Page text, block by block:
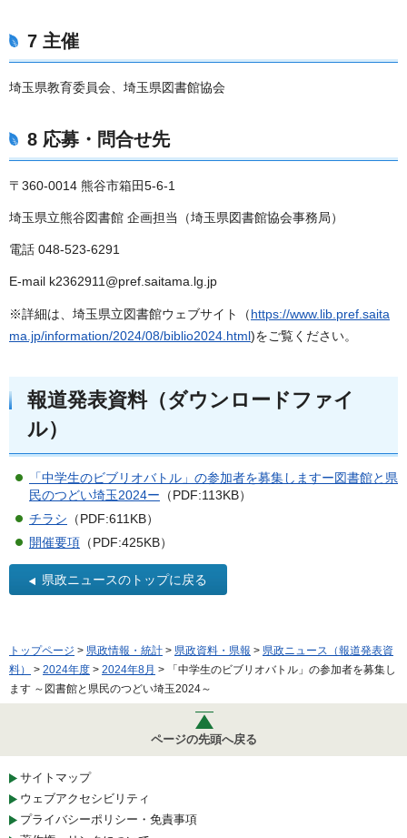
7 主催
埼玉県教育委員会、埼玉県図書館協会
8 応募・問合せ先
〒360-0014 熊谷市箱田5-6-1
埼玉県立熊谷図書館 企画担当（埼玉県図書館協会事務局）
電話 048-523-6291
E-mail k2362911@pref.saitama.lg.jp
※詳細は、埼玉県立図書館ウェブサイト（https://www.lib.pref.saita
ma.jp/information/2024/08/biblio2024.html)をご覧ください。
報道発表資料（ダウンロードファイ
ル）
「中学生のビブリオバトル」の参加者を募集しますー図書館と県
民のつどい埼玉2024ー （PDF:113KB）
チラシ （PDF:611KB）
開催要項 （PDF:425KB）
県政ニュースのトップに戻る
トップページ > 県政情報・統計 > 県政資料・県報 > 県政ニュース（報道発表資
料）
> 2024年度 > 2024年8月 > 「中学生のビブリオバトル」の参加者を募集し
ます ～図書館と県民のつどい埼玉2024～
ページの先頭へ戻る
サイトマップ
ウェブアクセシビリティ
プライバシーポリシー・免責事項